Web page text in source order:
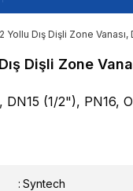
Yollu Dış Dişli Zone Vanası,
Dişli Zone
DN15 (1/2"), PN16,
: Syntech